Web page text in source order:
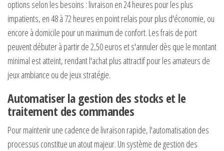
options selon les besoins : livraison en 24 heures pour les plus
impatients, en 48 à 72 heures en point relais pour plus d'économie, ou
encore à domicile pour un maximum de confort. Les frais de port
peuvent débuter à partir de 2,50 euros et s'annuler dès que le montant
minimal est atteint, rendant l'achat plus attractif pour les amateurs de
jeux ambiance ou de jeux stratégie.
Automatiser la gestion des stocks et le
traitement des commandes
Pour maintenir une cadence de livraison rapide, l'automatisation des
processus constitue un atout majeur. Un système de gestion des